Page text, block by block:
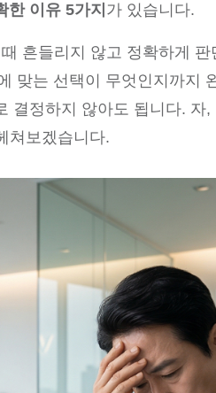
한 이유 5가지 가 있습니다.
흔들리지 않고 정확하게
맞는 선택이 무엇인지까지
정하지 않아도 됩니다.
쳐보겠습니다.